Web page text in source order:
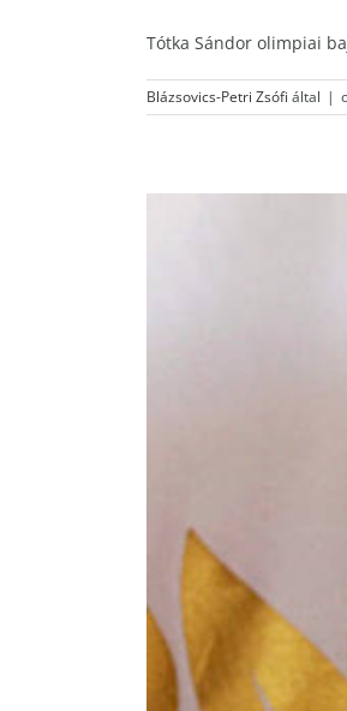
Tótka Sándor olimpiai
Blázsovics-Petri Zsófi által |